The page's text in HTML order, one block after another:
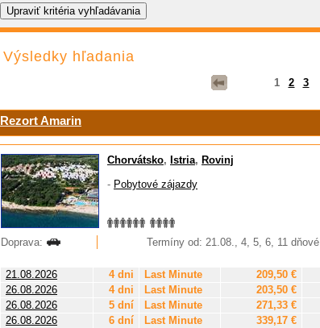
Výsledky hľadania
1 2 3
Rezort Amarin
Chorvátsko, Istria, Rovinj
- Pobytové zájazdy
Doprava:
Termíny od: 21.08., 4, 5, 6, 11 dňové
21.08.2026 4 dni Last Minute 209,50 €
26.08.2026
4 dni Last Minute 203,50 €
26.08.2026
5 dní Last Minute 271,33 €
26.08.2026
6 dní Last Minute 339,17 €